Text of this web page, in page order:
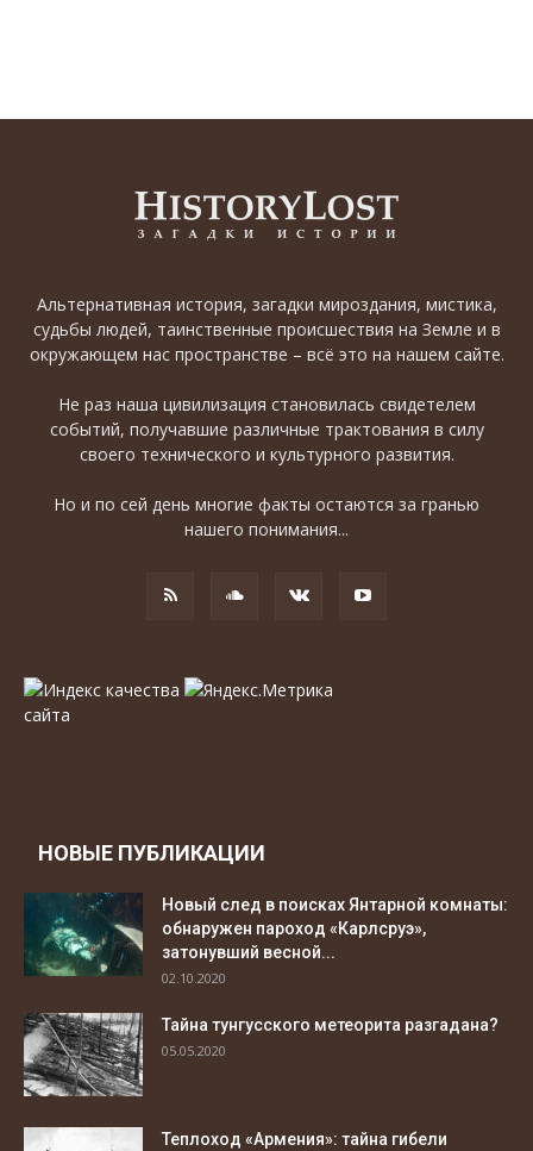
Альтернативная история, загадки мироздания, мистика,
судьбы людей, таинственные происшествия на Земле и в
окружающем нас пространстве – всё это на нашем сайте.
Не раз наша цивилизация становилась свидетелем
событий, получавшие различные трактования в силу
своего технического и культурного развития.
Но и по сей день многие факты остаются за гранью
нашего понимания...
НОВЫЕ ПУБЛИКАЦИИ
Новый след в поисках Янтарной комнаты:
обнаружен пароход «Карлсруэ»,
затонувший весной...
02.10.2020
Тайна тунгусского метеорита разгадана?
05.05.2020
Теплоход «Армения»: тайна гибели